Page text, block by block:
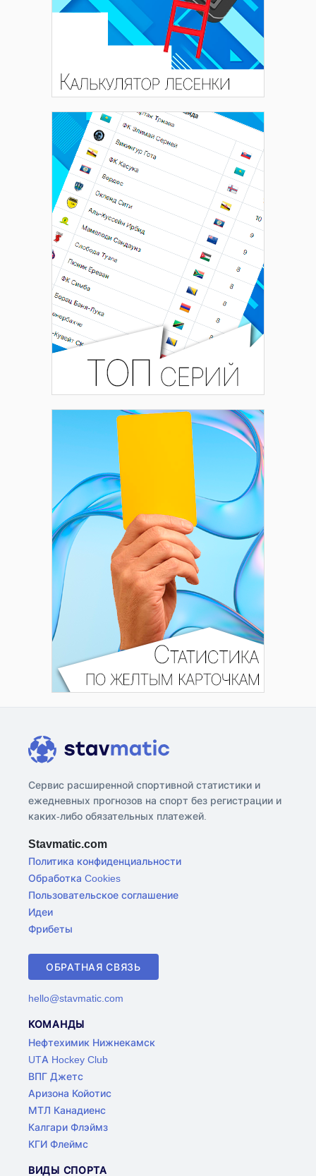
Сервис расширенной спортивной статистики и
ежедневных прогнозов на спорт без регистрации и
каких-либо обязательных платежей.
Stavmatic.com
Политика конфиденциальности
Обработка Cookies
Пользовательское соглашение
Идеи
Фрибеты
ОБРАТНАЯ СВЯЗЬ
hello@stavmatic.com
КОМАНДЫ
Нефтехимик Нижнекамск
UTA Hockey Club
ВПГ Джетс
Аризона Койотис
МТЛ Канадиенс
Калгари Флэймз
КГИ Флеймс
ВИДЫ СПОРТА